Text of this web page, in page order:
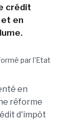
crédit
en
en
réforme
d'impôt